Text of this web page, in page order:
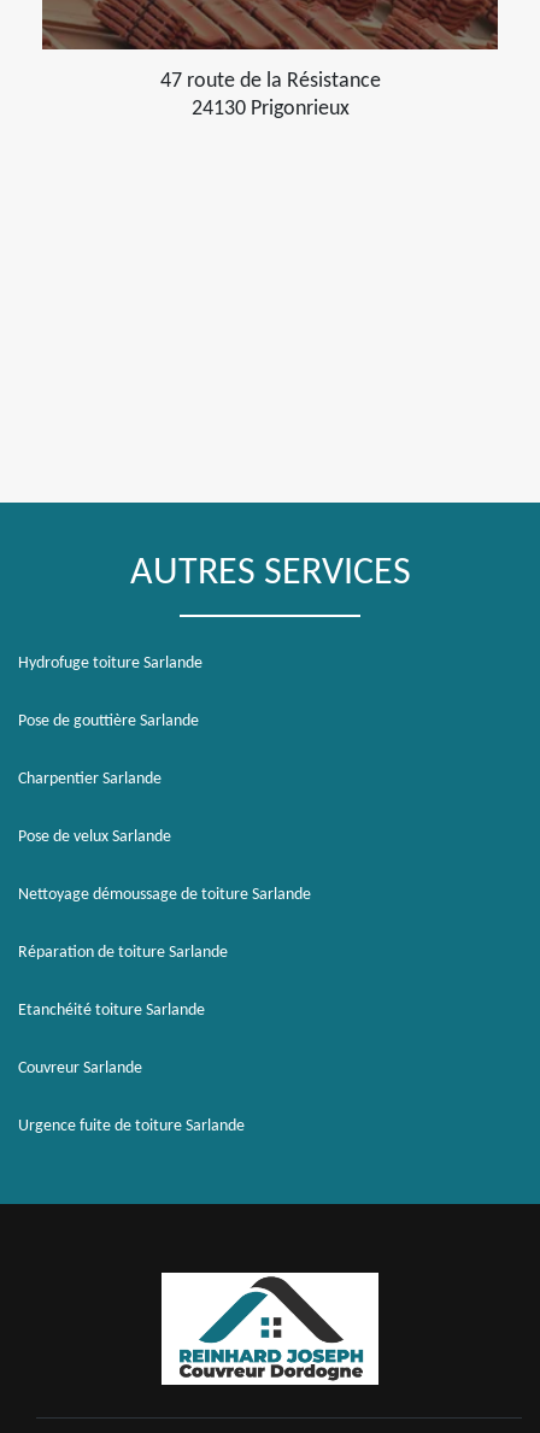
47 route de la Résistance
24130 Prigonrieux
AUTRES SERVICES
Hydrofuge toiture Sarlande
Pose de gouttière Sarlande
Charpentier Sarlande
Pose de velux Sarlande
Nettoyage démoussage de toiture Sarlande
Réparation de toiture Sarlande
Etanchéité toiture Sarlande
Couvreur Sarlande
Urgence fuite de toiture Sarlande